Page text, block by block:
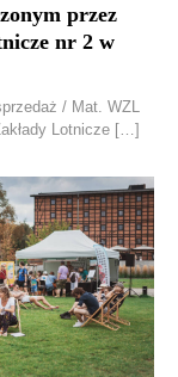
przez
nr 2 w
/ Mat. WZL
Lotnicze […]